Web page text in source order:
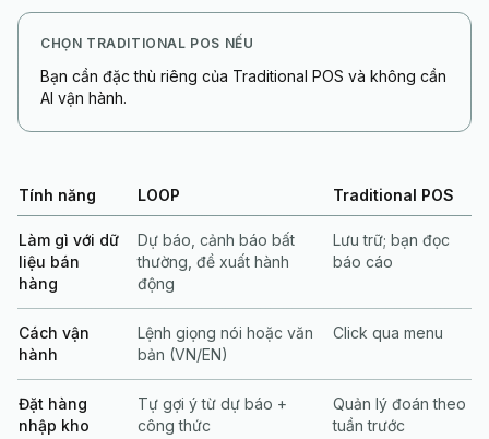
CHỌN TRADITIONAL POS NẾU
Bạn cần đặc thù riêng của Traditional POS và không cần
AI vận hành.
Tính năng LOOP Traditional POS
Làm gì với dữ
liệu bán
hàng
Dự báo, cảnh báo bất
thường, đề xuất hành
động
Lưu trữ; bạn đọc
báo cáo
Cách vận
hành
Lệnh giọng nói hoặc văn
bản (VN/EN)
Click qua menu
Đặt hàng
nhập kho
Tự gợi ý từ dự báo +
công thức
Quản lý đoán theo
tuần trước